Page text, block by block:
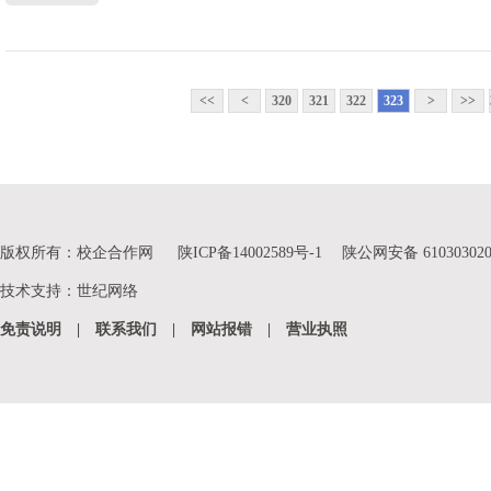
<< < 320 321 322 323 > >>
版权所有：校企合作网 陕ICP备14002589号-1 陕公网安备
技术支持 ： 世纪网络
免责说明 联系我们 网站报错 营业执照